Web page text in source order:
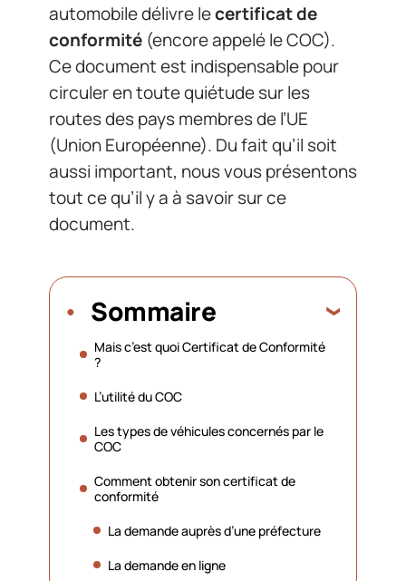
automobile délivre lecertificat de
conformité (encore appelé le COC).
Ce document est indispensable pour
circuler en toute quiétude sur les
routes des pays membres de l’UE
(Union Européenne). Du fait qu’il soit
aussi important, nous vous présentons
tout ce qu’il y a à savoir sur ce
document.
Sommaire
Mais c’est quoi Certificat de Conformité
?
L’utilité du COC
Les types de véhicules concernés par le
COC
Comment obtenir son certificat de
conformité
La demande auprès d’une préfecture
La demande en ligne